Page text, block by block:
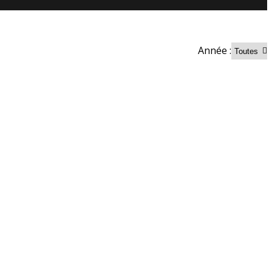
Année :